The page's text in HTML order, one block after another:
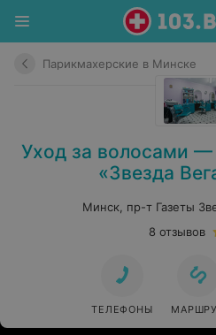
Парикмахерские в Минске
Уход за волосами
«Звезда
Минск, пр-т Газеты
8 отзывов
ТЕЛЕФОНЫ